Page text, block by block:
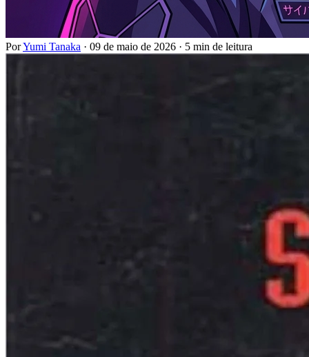
PorYumi Tanaka · 09 de maio de 2026 · 5 min de leitura